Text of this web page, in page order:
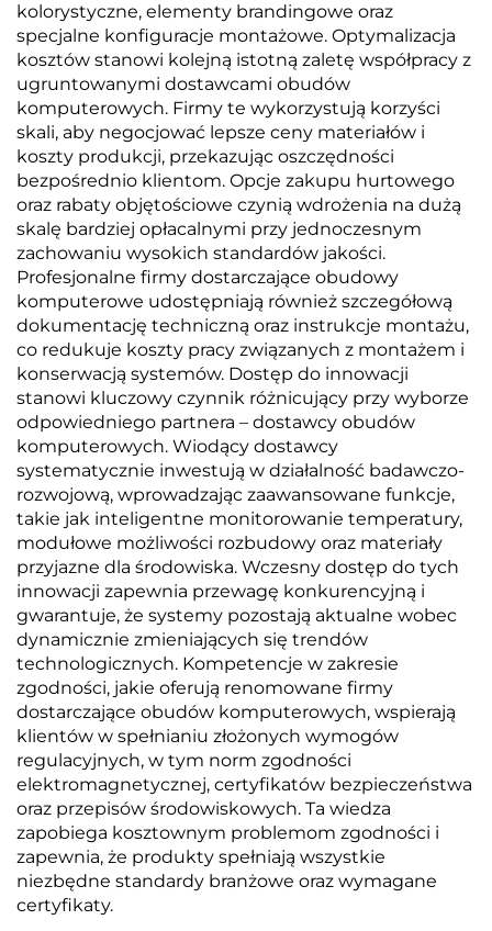
kolorystyczne, elementy brandingowe oraz
specjalne konfiguracje montażowe. Optymalizacja
kosztów stanowi kolejną istotną zaletę współpracy z
ugruntowanymi dostawcami obudów
komputerowych. Firmy te wykorzystują korzyści
skali, aby negocjować lepsze ceny materiałów i
koszty produkcji, przekazując oszczędności
bezpośrednio klientom. Opcje zakupu hurtowego
oraz rabaty objętościowe czynią wdrożenia na dużą
skalę bardziej opłacalnymi przy jednoczesnym
zachowaniu wysokich standardów jakości.
Profesjonalne firmy dostarczające obudowy
komputerowe udostępniają również szczegółową
dokumentację techniczną oraz instrukcje montażu,
co redukuje koszty pracy związanych z montażem i
konserwacją systemów. Dostęp do innowacji
stanowi kluczowy czynnik różnicujący przy wyborze
odpowiedniego partnera – dostawcy obudów
komputerowych. Wiodący dostawcy
systematycznie inwestują w działalność badawczo-
rozwojową, wprowadzając zaawansowane funkcje,
takie jak inteligentne monitorowanie temperatury,
modułowe możliwości rozbudowy oraz materiały
przyjazne dla środowiska. Wczesny dostęp do tych
innowacji zapewnia przewagę konkurencyjną i
gwarantuje, że systemy pozostają aktualne wobec
dynamicznie zmieniających się trendów
technologicznych. Kompetencje w zakresie
zgodności, jakie oferują renomowane firmy
dostarczające obudów komputerowych, wspierają
klientów w spełnianiu złożonych wymogów
regulacyjnych, w tym norm zgodności
elektromagnetycznej, certyfikatów bezpieczeństwa
oraz przepisów środowiskowych. Ta wiedza
zapobiega kosztownym problemom zgodności i
zapewnia, że produkty spełniają wszystkie
niezbędne standardy branżowe oraz wymagane
certyfikaty.